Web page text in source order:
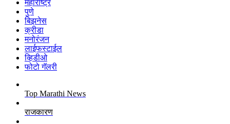
महाराष्ट्र
पुणे
बिझनेस
क्रीडा
मनोरंजन
लाईफस्टाईल
व्हिडीओ
फोटो गॅलरी
Top Marathi News
राजकारण